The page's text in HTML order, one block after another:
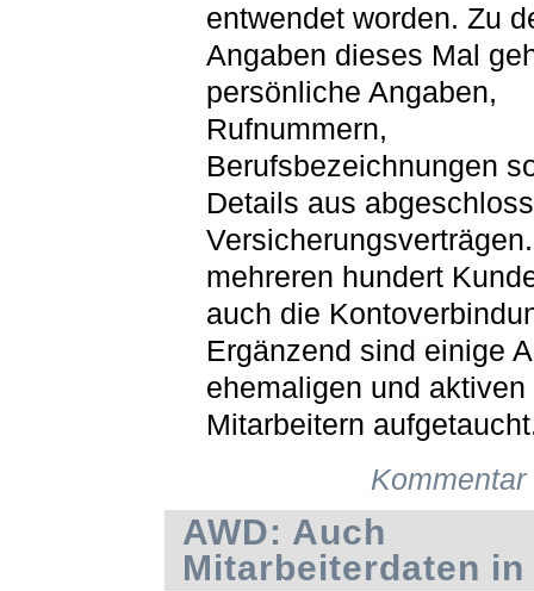
entwendet worden. Zu
Angaben dieses Mal
persönliche Angaben,
Rufnummern,
Berufsbezeichnungen
Details aus
mehreren hundert
auch die
Ergänzend sind einige
ehemaligen und aktiven
Mitarbeitern
AWD: Auch
Mitarbeiterdaten in